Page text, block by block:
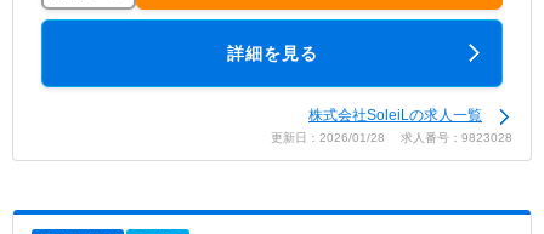
詳細を見る
株式会社SoleiLの求人一覧
更新日：2026/01/28 求人番号：9823028